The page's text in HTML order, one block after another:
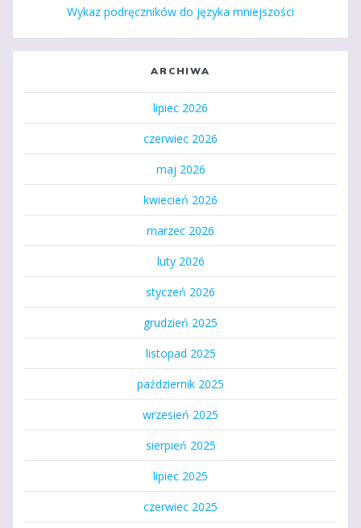
Wykaz podręczników do języka mniejszości
ARCHIWA
lipiec 2026
czerwiec 2026
maj 2026
kwiecień 2026
marzec 2026
luty 2026
styczeń 2026
grudzień 2025
listopad 2025
październik 2025
wrzesień 2025
sierpień 2025
lipiec 2025
czerwiec 2025